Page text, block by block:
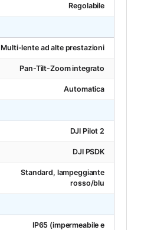
Regolabile
Multi-lente ad alte prestazioni
Pan-Tilt-Zoom integrato
Automatica
DJI Pilot 2
DJI PSDK
Standard, lampeggiante
rosso/blu
IP65 (impermeabile e